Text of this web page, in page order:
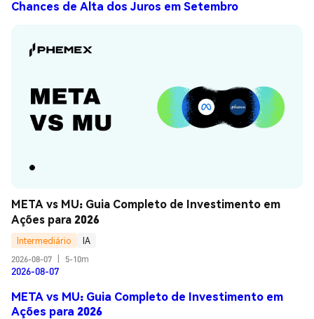
Chances de Alta dos Juros em Setembro
META vs MU: Guia Completo de Investimento em
Ações para 2026
Intermediário
IA
2026-08-07
5-10m
2026-08-07
META vs MU: Guia Completo de Investimento em
Ações para 2026